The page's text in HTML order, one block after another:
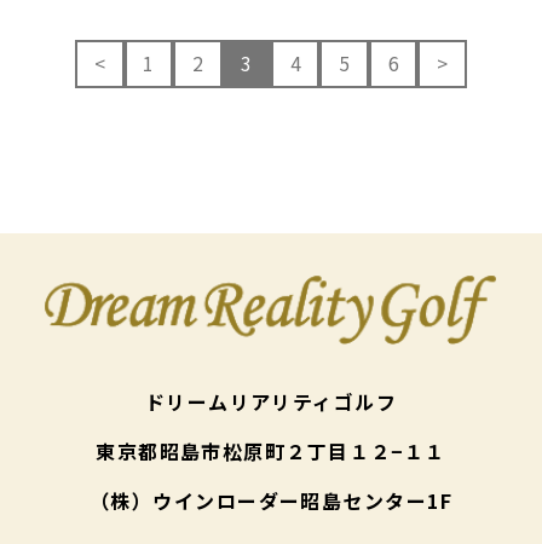
< 1 2 3 4 5 6 >
ドリームリアリティゴルフ
東京都昭島市松原町２丁目１２−１１
（株）ウインローダー昭島センター1F